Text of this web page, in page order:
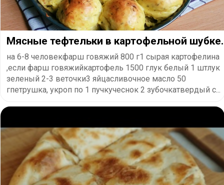
Мясные тефтельки в картофельной шубке.
на 6-8 человекфарш говяжий 800 г1 сырая картофелина
,если фарш говяжийкартофель 1500 глук белый 1 штлук
зеленый 2-3 веточки3 яйцасливочное масло 50
гпетрушка, укроп по 1 пучкучеснок 2 зубочкатвердый с...